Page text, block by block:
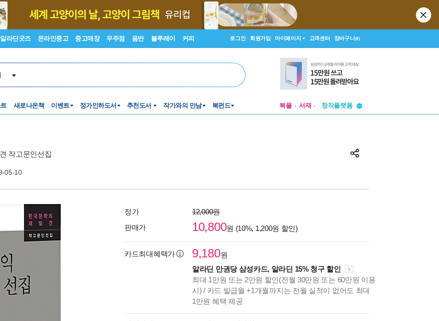
알라딘굿즈 온라인중고 중고매장 우주점 음반 블루레이 커피 로그인 회원가입 마이페이지 고객센터 장바구니(0)
새로나온책 이벤트 정가인하도서 추천도서 작가와의 만남 북펀드 북플 서재
창작플랫폼
작고문인선집
05-10
정가
12,000원
판매가
10,800원 (10%, 1,200원 할인)
카드최대혜택가 9,180원
알라딘 만권당 삼성카드, 알라딘 15% 청구 할인
최대 1만원 또는 2만원 할인(전월 30만원 또는 60만원 이용
시) / 카드 발급월 +1개월까지는 전월 실적이 없어도 최대
1만원 혜택 제공